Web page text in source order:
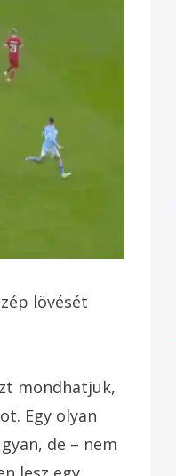
lövését
mondhatjuk,
Egy olyan
de – nem